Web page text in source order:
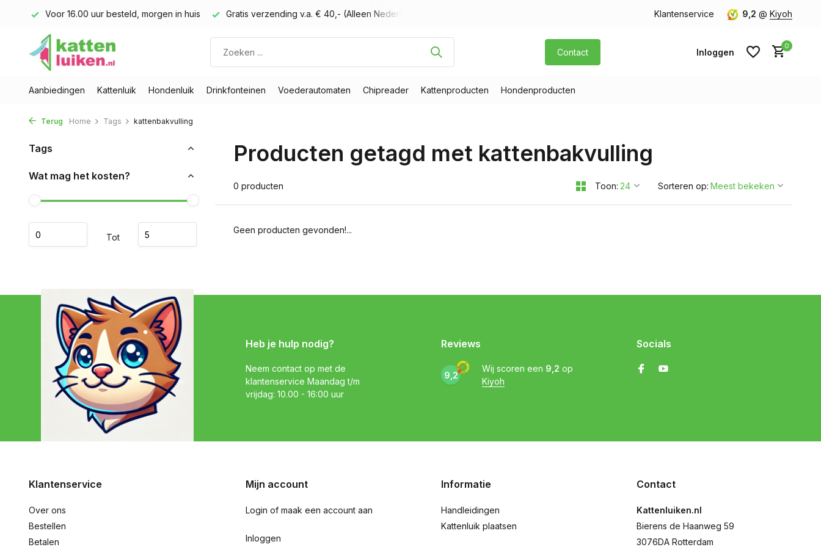
Voor 16.00 uur besteld, morgen in huis Gratis verzending v.a. € 40,- (Alleen Nederland) Gratis verzending v.a. € 40,- (Alleen Nederland)
Klantenservice 9,2 @ Kiyoh
Contact Inloggen
0
Aanbiedingen Kattenluik Hondenluik Drinkfonteinen Voederautomaten Chipreader Kattenproducten Hondenproducten
Terug Home Tags kattenbakvulling
Tags
Wat mag het kosten?
Tot
Producten getagd met kattenbakvulling
0 producten Toon: Sorteren op:
Geen producten gevonden!...
Heb je hulp nodig?
Neem contact op met de
klantenservice Maandag t/m
vrijdag: 10.00 - 16:00 uur
Reviews
9,2
Wij scoren een 9,2 op
Kiyoh
Socials
Klantenservice
Over ons
Bestellen
Betalen
Mijn account
Login of maak een account aan
Inloggen
Informatie
Handleidingen
Kattenluik plaatsen
Contact
Kattenluiken.nl
Bierens de Haanweg 59
3076DA Rotterdam